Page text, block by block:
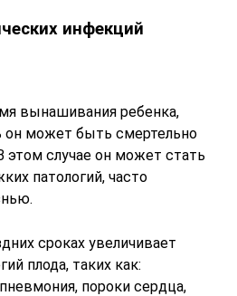
инфекций
вынашивания ребенка,
он может быть смертельно
этом случае он может стать
патологий, часто
сроках увеличивает
плода, таких как:
пороки сердца,